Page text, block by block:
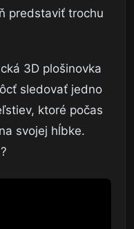
predstaviť trochu
3D plošinovka
sledovať jedno
ktoré počas
svojej hĺbke.